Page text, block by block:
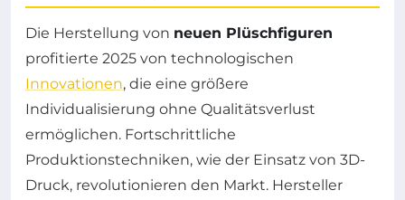
Die Herstellung von neuen Plüschfiguren
profitierte 2025 von technologischen
Innovationen, die eine größere
Individualisierung ohne Qualitätsverlust
ermöglichen. Fortschrittliche
Produktionstechniken, wie der Einsatz von 3D-
Druck, revolutionieren den Markt. Hersteller